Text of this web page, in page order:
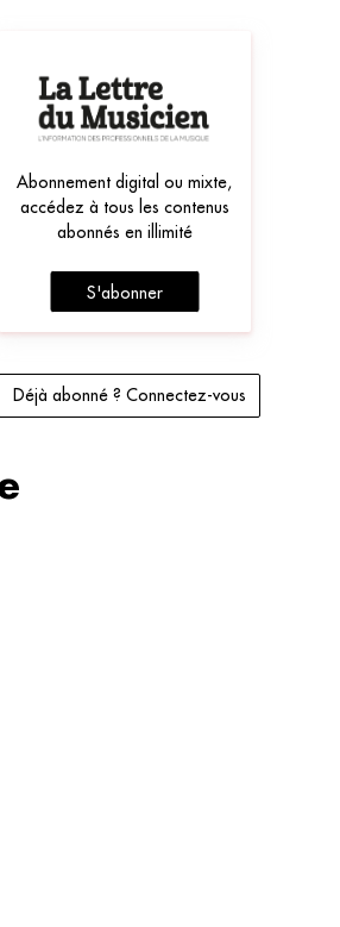
Abonnement digital ou mixte,
accédez à tous les contenus
abonnés en illimité
S'abonner
Déjà abonné ? Connectez-vous